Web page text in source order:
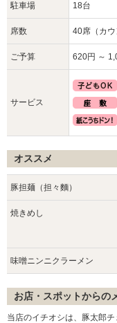
駐車場 18台
席数 40席（カウ
ご予算 620円 ～
サービス
オススメ
豚担麺（担々麵）
焼きめし
味噌ニンニクラーメン
お店・スポットからの
当店のイチオシは、豚太郎